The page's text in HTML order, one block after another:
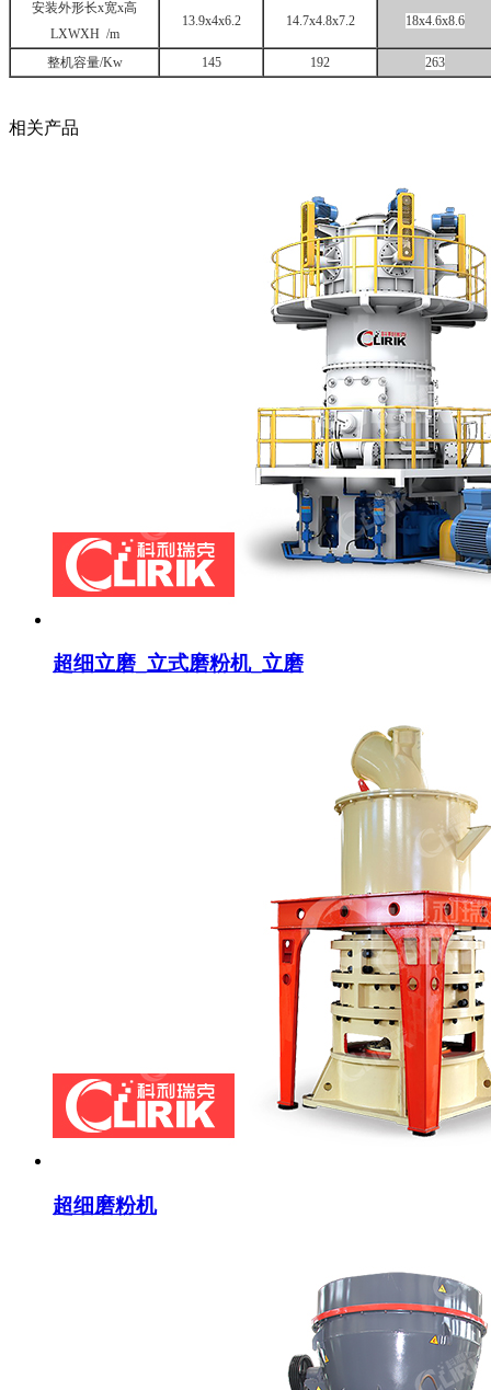
安装外形长x宽x高
LXWXH /m
13.9x4x6.2 14.7x4.8x7.2 18x4.6x8.6
整机容量/Kw 145 192 263
相关产品
超细立磨_立式磨粉机_立磨
超细磨粉机